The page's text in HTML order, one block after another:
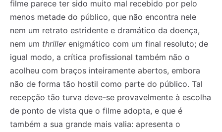
filme parece ter sido muito mal recebido por pelo
menos metade do público, que não encontra nele
nem um retrato estridente e dramático da doença,
nem um thrillerenigmático com um final resoluto; de
igual modo, a crítica profissional também não o
acolheu com braços inteiramente abertos, embora
não de forma tão hostil como parte do público. Tal
recepção tão turva deve-se provavelmente à escolha
de ponto de vista que o filme adopta, e que é
também a sua grande mais valia: apresenta o